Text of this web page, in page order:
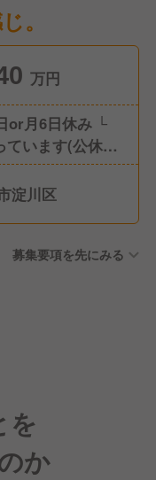
。
万円
or月6日休み └
ています(公休日
あり) ■年次
して6か月後に
淀川区
募集要項を先にみる
を
か